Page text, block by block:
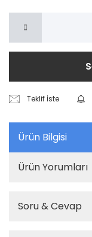
Teklif İste
Ürün Bilgisi
Ürün Yorumları
Soru & Cevap